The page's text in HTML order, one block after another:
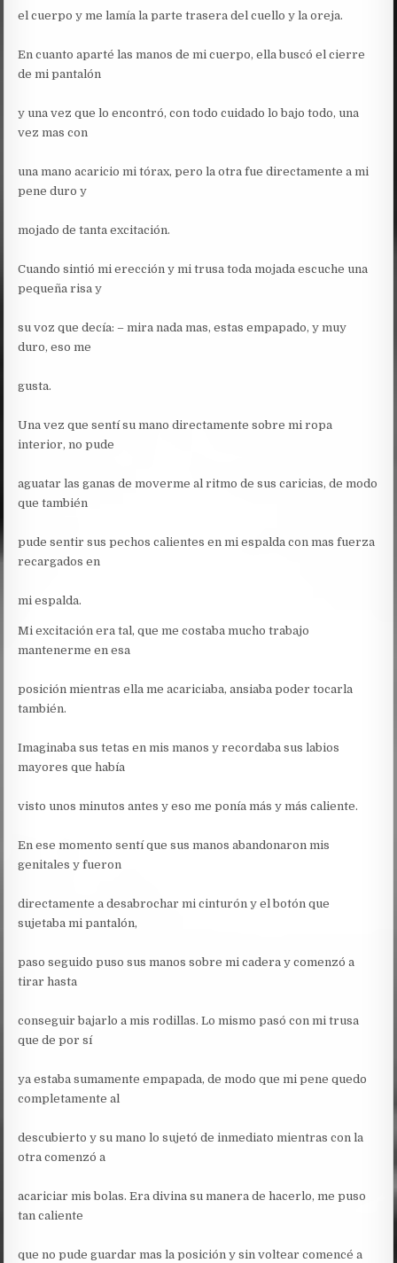
el cuerpo y me lamía la parte trasera del cuello y la oreja.
En cuanto aparté las manos de mi cuerpo, ella buscó el cierre
de mi pantalón
y una vez que lo encontró, con todo cuidado lo bajo todo, una
vez mas con
una mano acaricio mi tórax, pero la otra fue directamente a mi
pene duro y
mojado de tanta excitación.
Cuando sintió mi erección y mi trusa toda mojada escuche una
pequeña risa y
su voz que decía: – mira nada mas, estas empapado, y muy
duro, eso me
gusta.
Una vez que sentí su mano directamente sobre mi ropa
interior, no pude
aguatar las ganas de moverme al ritmo de sus caricias, de modo
que también
pude sentir sus pechos calientes en mi espalda con mas fuerza
recargados en
mi espalda.
Mi excitación era tal, que me costaba mucho trabajo
mantenerme en esa
posición mientras ella me acariciaba, ansiaba poder tocarla
también.
Imaginaba sus tetas en mis manos y recordaba sus labios
mayores que había
visto unos minutos antes y eso me ponía más y más caliente.
En ese momento sentí que sus manos abandonaron mis
genitales y fueron
directamente a desabrochar mi cinturón y el botón que
sujetaba mi pantalón,
paso seguido puso sus manos sobre mi cadera y comenzó a
tirar hasta
conseguir bajarlo a mis rodillas. Lo mismo pasó con mi trusa
que de por sí
ya estaba sumamente empapada, de modo que mi pene quedo
completamente al
descubierto y su mano lo sujetó de inmediato mientras con la
otra comenzó a
acariciar mis bolas. Era divina su manera de hacerlo, me puso
tan caliente
que no pude guardar mas la posición y sin voltear comencé a